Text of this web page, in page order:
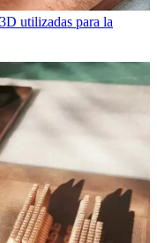
utilizadas para la